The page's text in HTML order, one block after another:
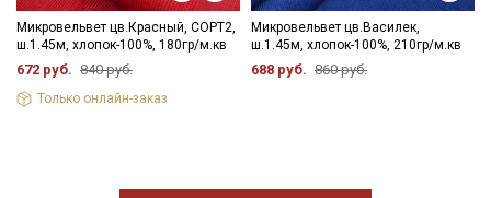
Микровельвет цв.Красный, СОРТ2,
ш.1.45м, хлопок-100%, 180гр/м.кв
672 руб. 840 руб.
Только онлайн-заказ
Микровельвет цв.Василек,
ш.1.45м, хлопок-100%, 210гр/м.кв
688 руб. 860 руб.